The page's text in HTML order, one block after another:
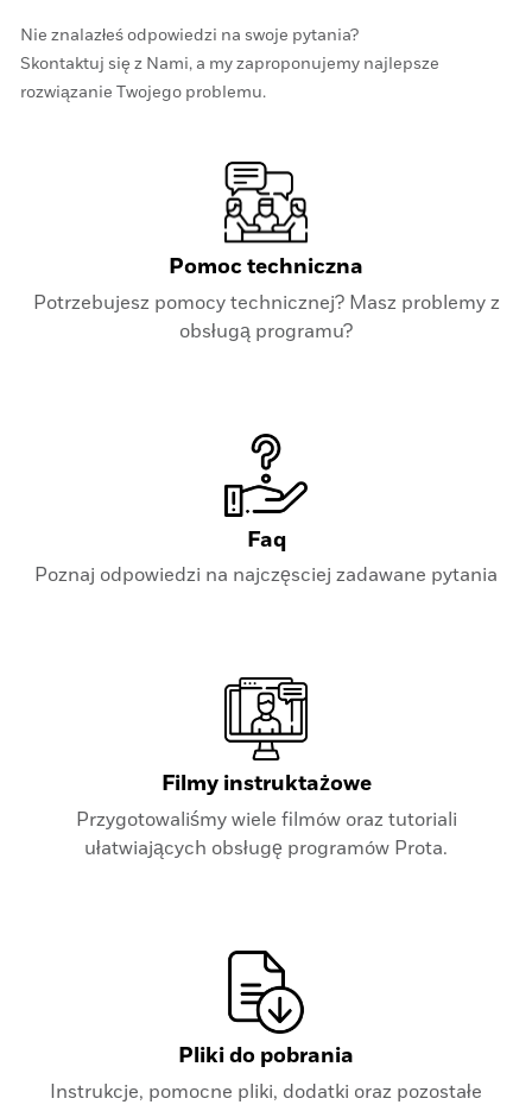
Nie znalazłeś odpowiedzi na swoje pytania?
Skontaktuj się z Nami, a my zaproponujemy najlepsze
rozwiązanie Twojego problemu.
Pomoc techniczna
Potrzebujesz pomocy technicznej? Masz problemy z
obsługą programu?
Faq
Poznaj odpowiedzi na najczęsciej zadawane pytania
Filmy instruktażowe
Przygotowaliśmy wiele filmów oraz tutoriali
ułatwiających obsługę programów Prota.
Pliki do pobrania
Instrukcje, pomocne pliki, dodatki oraz pozostałe